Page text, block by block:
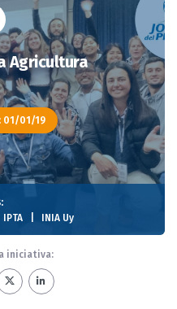
Agricultura
01/01/19
IPTA INIA Uy
iniciativa: